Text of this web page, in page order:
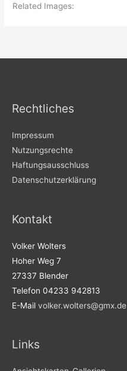
Related Images:
Rechtliches
Impressum
Nutzungsrechte
Haftungsausschluss
Datenschutzerklärung
Kontakt
Volker Wolters
Hoher Weg 7
27337 Blender
Telefon 04233 942813
E-Mail volker.wolters@gmx.de
Links